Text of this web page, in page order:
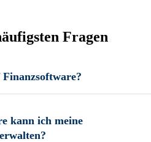
Fragen
kann ich meine